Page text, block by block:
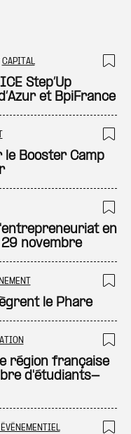
CAPITAL
Step’Up
et BpiFrance
Booster Camp
en
novembre
le Phare
région française
d'étudiants-